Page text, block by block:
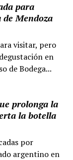
para
Mendoza
visitar, pero
en
de Bodega...
prolonga la
la botella
por
argentino en